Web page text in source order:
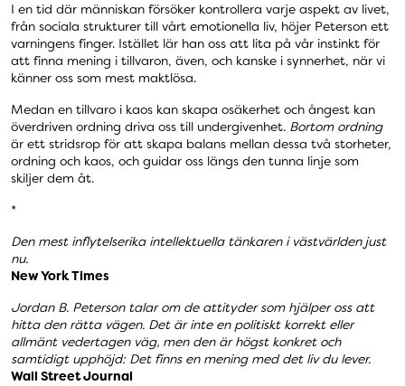
I en tid där människan försöker kontrollera varje aspekt av livet,
från sociala strukturer till vårt emotionella liv, höjer Peterson ett
varningens finger. Istället lär han oss att lita på vår instinkt för
att finna mening i tillvaron, även, och kanske i synnerhet, när vi
känner oss som mest maktlösa.
Medan en tillvaro i kaos kan skapa osäkerhet och ångest kan
överdriven ordning driva oss till undergivenhet. Bortom ordning
är ett stridsrop för att skapa balans mellan dessa två storheter,
ordning och kaos, och guidar oss längs den tunna linje som
skiljer dem åt.
*
Den mest inflytelserika intellektuella tänkaren i västvärlden just
nu.
New York Times
Jordan B. Peterson talar om de attityder som hjälper oss att
hitta den rätta vägen. Det är inte en politiskt korrekt eller
allmänt vedertagen väg, men den är högst konkret och
samtidigt upphöjd: Det finns en mening med det liv du lever.
Wall Street Journal